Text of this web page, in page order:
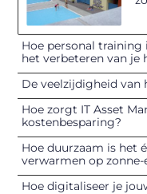
Hoe personal
het verbeteren van je
De veelzijdigheid van
Hoe zorgt IT Asset
kostenbesparing?
Hoe duurzaam is het
verwarmen op zonne-
Hoe digitaliseer je